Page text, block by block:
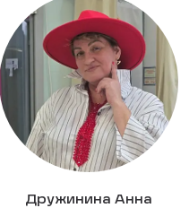
Дружинина Анна